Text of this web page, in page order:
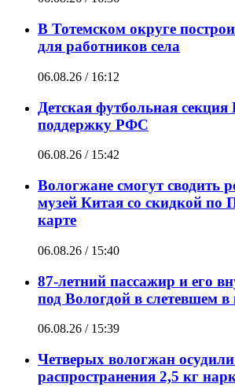
В Тотемском округе
для работников села
06.08.26 / 16:12
Детская футбольная
поддержку РФС
06.08.26 / 15:42
Вологжане смогут сводить
музей Китая со скидкой по
карте
06.08.26 / 15:40
87-летний пассажир и его
под Вологдой в слетевшем в
06.08.26 / 15:39
Четверых вологжан
распространения 2,5 кг